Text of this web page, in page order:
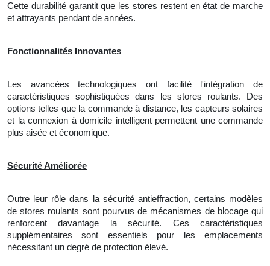
Cette durabilité garantit que les stores restent en état de marche
et attrayants pendant de années.
Fonctionnalités Innovantes
Les avancées technologiques ont facilité l'intégration de
caractéristiques sophistiquées dans les stores roulants. Des
options telles que la commande à distance, les capteurs solaires
et la connexion à domicile intelligent permettent une commande
plus aisée et économique.
Sécurité Améliorée
Outre leur rôle dans la sécurité antieffraction, certains modèles
de stores roulants sont pourvus de mécanismes de blocage qui
renforcent davantage la sécurité. Ces caractéristiques
supplémentaires sont essentiels pour les emplacements
nécessitant un degré de protection élevé.